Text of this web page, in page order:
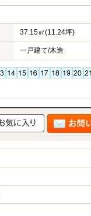
37.15㎡(11.24坪)
一戸建て/木造